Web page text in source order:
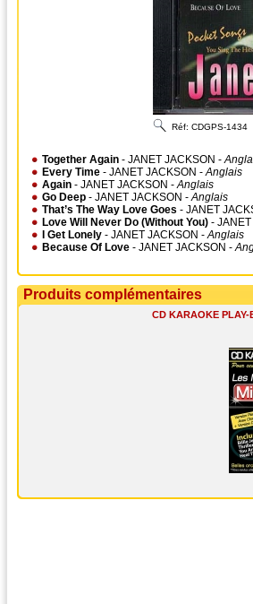
Réf: CDGPS-1434
Together Again - JANET JACKSON -
Every Time - JANET JACKSON -Anglais
Again - JANET JACKSON -Anglais
Go Deep - JANET JACKSON -Anglais
That’s The Way Love Goes - JANET
Love Will Never Do (Without You) -
I Get Lonely - JANET JACKSON -Anglais
Because Of Love - JANET JACKSON -
Produits complémentaires
CD KARAOKE